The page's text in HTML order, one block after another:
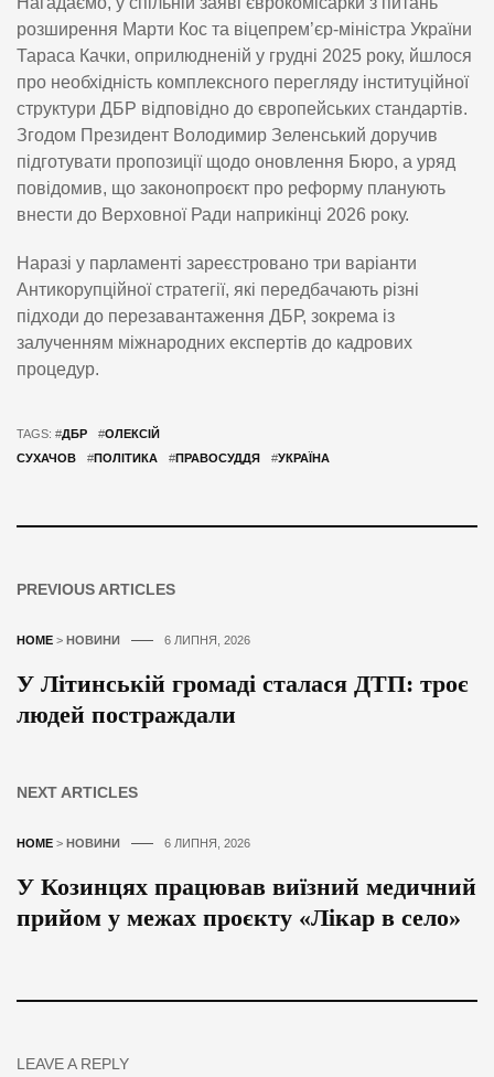
розширення Марти Кос та віцепрем’єр-міністра України
Тараса Качки, оприлюдненій у грудні 2025 року, йшлося
про необхідність комплексного перегляду інституційної
структури ДБР відповідно до європейських стандартів.
Згодом Президент Володимир Зеленський доручив
підготувати пропозиції щодо оновлення Бюро, а уряд
повідомив, що законопроєкт про реформу планують
внести до Верховної Ради наприкінці 2026 року.
Наразі у парламенті зареєстровано три варіанти
Антикорупційної стратегії, які передбачають різні
підходи до перезавантаження ДБР, зокрема із
залученням міжнародних експертів до кадрових
процедур.
TAGS: #ДБР #ОЛЕКСІЙ
СУХАЧОВ
#ПОЛІТИКА #ПРАВОСУДДЯ #УКРАЇНА
PREVIOUS ARTICLES
HOME > НОВИНИ 6 ЛИПНЯ, 2026
У Літинській громаді сталася ДТП: троє
людей постраждали
NEXT ARTICLES
HOME > НОВИНИ 6 ЛИПНЯ, 2026
У Козинцях працював виїзний медичний
прийом у межах проєкту «Лікар в село»
LEAVE A REPLY